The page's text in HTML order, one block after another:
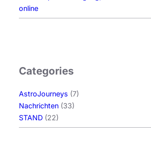
online
Categories
AstroJourneys (7)
Nachrichten (33)
STAND (22)